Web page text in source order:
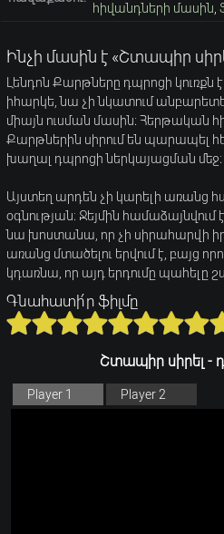
հիվանդների մասին
Ինչի մասին է «Շտապիր
Լենդոն Քարթները դպրոցի կուռքն
իհարկե, նա չի նկատում
միայն ուսման մասին։ Հերթական
Քարթներին սիրում են պարապել
խաղալ դպրոցի ներկայացման մեջ։
Այստեղ արդեն չի կարելի առանց
օգնության։ Ջեյմին համաձայնվում
նա խոստանա, որ չի սիրահարվի
առանց մտածելու երվում է, բայց
կդառնա, որ այդ երդումը պահելը
Գնահատի՛ր ֆիլմը
Շտապիր սիրել -
Player 1 Player 2